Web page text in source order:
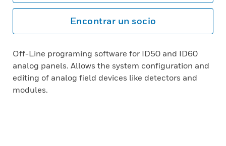
Encontrar un socio
Off-Line programing software for ID50 and ID60
analog panels. Allows the system configuration and
editing of analog field devices like detectors and
modules.